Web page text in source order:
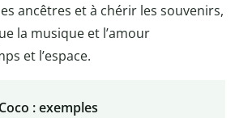
ancêtres et à chérir les souvenirs,
la musique et l’amour
et l’espace.
: exemples